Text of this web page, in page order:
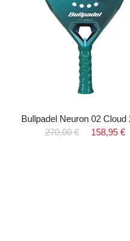
Bullpadel Neuron 02 Cloud
270,00 €
158,95 €